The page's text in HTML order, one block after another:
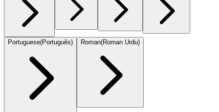
Portuguese(Português) Roman(Roman Urdu)